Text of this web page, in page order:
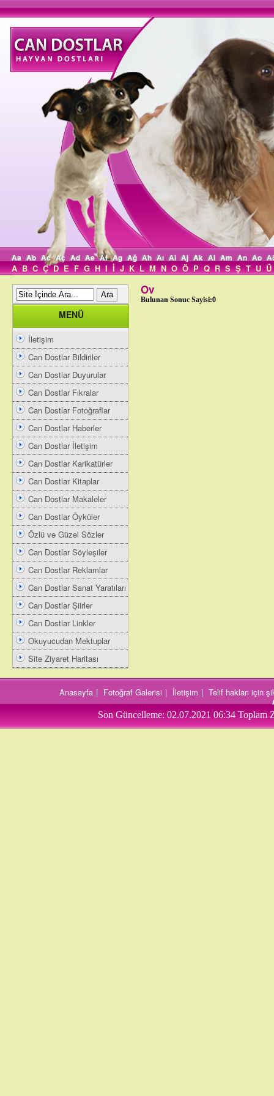
Aa Ab Ac Aç Ad Ae Af Ag Ağ Ah Aı Ai Aj Ak Al Am An Ao
A B C Ç D E F G H I İ J K L M N O Ö P Q R S Ş T U Ü
MENÜ
İletişim
Can Dostlar Bildiriler
Can Dostlar Duyurular
Can Dostlar Fıkralar
Can Dostlar Fotoğraflar
Can Dostlar Haberler
Can Dostlar İletişim
Can Dostlar Karikatürler
Can Dostlar Kitaplar
Can Dostlar Makaleler
Can Dostlar Öyküler
Özlü ve Güzel Sözler
Can Dostlar Söyleşiler
Can Dostlar Reklamlar
Can Dostlar Sanat Yaratıları
Can Dostlar Şiirler
Can Dostlar Linkler
Okuyucudan Mektuplar
Site Ziyaret Haritası
Ov
Bulunan Sonuc Sayisi:0
Anasayfa | Fotoğraf Galerisi | İletişim | Telif hakları için
Son Güncelleme: 02.07.2021 06:34 Toplam